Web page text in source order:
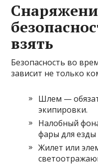
взять
Безопасность во
зависит не только
Шлем —
экипировки.
Налобный
фары для
Жилет или